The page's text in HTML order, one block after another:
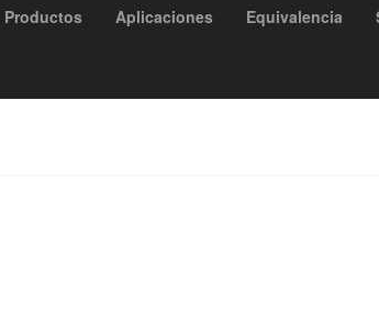
Productos Aplicaciones Equivalencia